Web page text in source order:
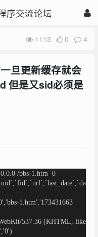
序交流论坛
1113 0 4
旦更新缓存就会
但是又sid必须是
/bbs-1.htm 0
1.htm','173431663
537.36 (KHTML, like